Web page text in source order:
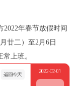
2022年春节放假时间
廿二）至2月6日
常上班。